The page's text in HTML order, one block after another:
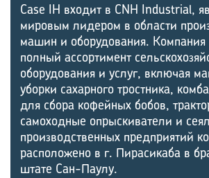
Case IH входит в CNH Industrial,
мировым лидером в области
машин и оборудования. Компания
полный ассортимент
оборудования и услуг, включая
уборки сахарного тростника,
для сбора кофейных бобов,
самоходные опрыскиватели и
производственных предприятий
расположено в г. Пирасикаба в
штате Сан-Паулу.